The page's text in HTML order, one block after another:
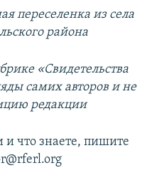
переселенка из села
района
«Свидетельства
самих авторов и не
редакции
и что знаете, пишите